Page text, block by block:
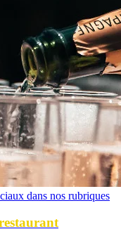
dans nos rubriques